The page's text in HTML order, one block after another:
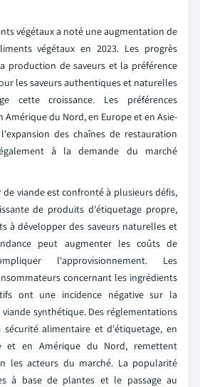
végétaux a noté une augmentation de
végétaux en 2023. Les progrès
production de saveurs et la préférence
les saveurs authentiques et naturelles
cette croissance. Les préférences
Amérique du Nord, en Europe et en Asie-
l'expansion des chaînes de restauration
à la demande du marché
de viande est confronté à plusieurs défis,
de produits d'étiquetage propre,
à développer des saveurs naturelles et
peut augmenter les coûts de
l'approvisionnement. Les
concernant les ingrédients
ont une incidence négative sur la
synthétique. Des réglementations
alimentaire et d'étiquetage, en
et en Amérique du Nord, remettent
les acteurs du marché. La popularité
à base de plantes et le passage au